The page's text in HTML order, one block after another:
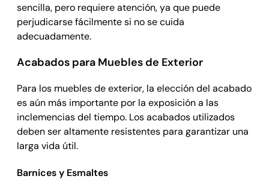
sencilla, pero requiere atención, ya que puede
perjudicarse fácilmente si no se cuida
adecuadamente.
Acabados para Muebles de Exterior
Para los muebles de exterior, la elección del acabado
es aún más importante por la exposición a las
inclemencias del tiempo. Los acabados utilizados
deben ser altamente resistentes para garantizar una
larga vida útil.
Barnices y Esmaltes